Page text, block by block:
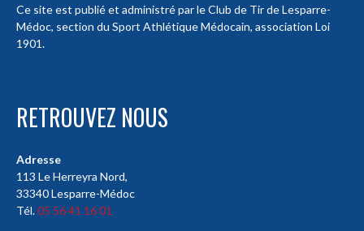
Ce site est publié et administré par le Club de Tir de Lesparre-
Médoc, section du Sport Athlétique Médocain, association Loi
1901.
RETROUVEZ NOUS
Adresse
113 Le Herreyra Nord,
33340 Lesparre-Médoc
Tél.05 56 41 16 01